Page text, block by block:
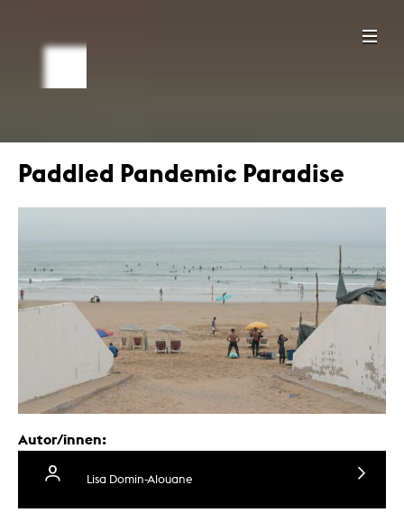
Paddled Pandemic Paradise
Autor/innen:
Lisa Domin-Alouane